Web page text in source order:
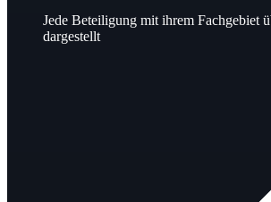
Jede Beteiligung mit ihrem Fachgebiet
dargestellt